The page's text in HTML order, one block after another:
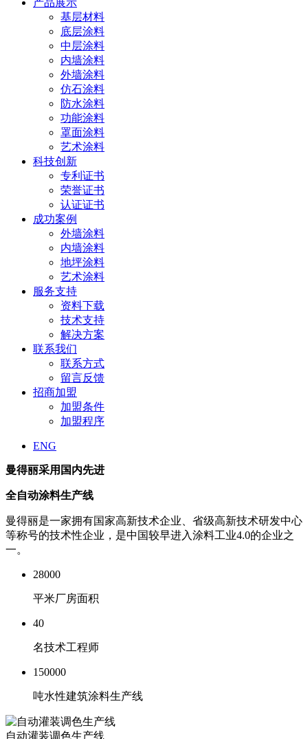
基层材料
底层涂料
中层涂料
内墙涂料
外墙涂料
仿石涂料
防水涂料
功能涂料
罩面涂料
艺术涂料
科技创新
专利证书
荣誉证书
认证证书
成功案例
外墙涂料
内墙涂料
地坪涂料
艺术涂料
服务支持
资料下载
技术支持
解决方案
联系我们
联系方式
留言反馈
招商加盟
加盟条件
加盟程序
ENG
曼得丽采用国内先进
全自动涂料生产线
曼得丽是一家拥有国家高新技术企业、省级高新技术研发中心
等称号的技术性企业，是中国较早进入涂料工业4.0的企业之
一。
28000
平米厂房面积
40
名技术工程师
150000
吨水性建筑涂料生产线
自动灌装调色生产线